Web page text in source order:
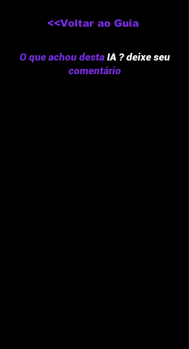
<<Voltar ao Guia
O que achou desta IA ? deixe seu
comentário